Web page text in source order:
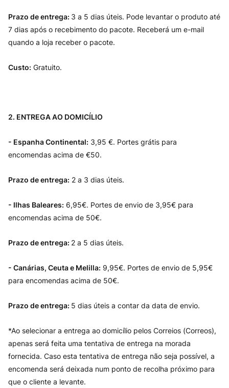
Prazo de entrega: 3 a 5 dias úteis. Pode levantar o produto até
7 dias após o recebimento do pacote. Receberá um e-mail
quando a loja receber o pacote.
Custo: Gratuito.
2. ENTREGA AO DOMICÍLIO
- Espanha Continental: 3,95 €. Portes grátis para
encomendas acima de €50.
Prazo de entrega: 2 a 3 dias úteis.
- Ilhas Baleares: 6,95€. Portes de envio de 3,95€ para
encomendas acima de 50€.
Prazo de entrega: 2 a 5 dias úteis.
- Canárias, Ceuta e Melilla: 9,95€. Portes de envio de 5,95€
para encomendas acima de 50€.
Prazo de entrega: 5 dias úteis a contar da data de envio.
*Ao selecionar a entrega ao domicílio pelos Correios (Correos),
apenas será feita uma tentativa de entrega na morada
fornecida. Caso esta tentativa de entrega não seja possível, a
encomenda será deixada num ponto de recolha próximo para
que o cliente a levante.